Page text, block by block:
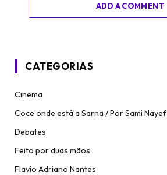
ADD A COMMENT
CATEGORIAS
Cinema
Coce onde está a Sarna / Por Sami Nayef
Debates
Feito por duas mãos
Flavio Adriano Nantes